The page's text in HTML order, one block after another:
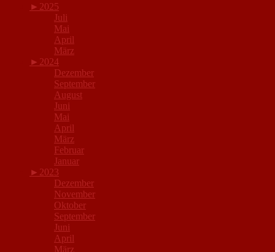
► 2025
Juli
Mai
April
März
► 2024
Dezember
September
August
Juni
Mai
April
März
Februar
Januar
► 2023
Dezember
November
Oktober
September
Juni
April
März